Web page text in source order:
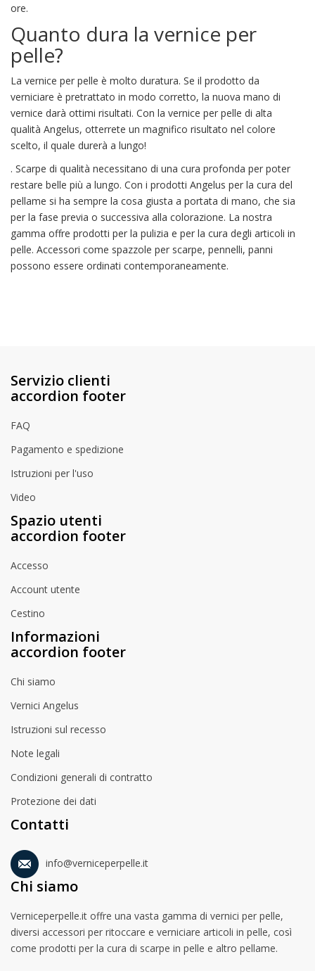
ore.
Quanto dura la vernice per
pelle?
La vernice per pelle è molto duratura. Se il prodotto da
verniciare è pretrattato in modo corretto, la nuova mano di
vernice darà ottimi risultati. Con la vernice per pelle di alta
qualità Angelus, otterrete un magnifico risultato nel colore
scelto, il quale durerà a lungo!
. Scarpe di qualità necessitano di una cura profonda per poter
restare belle più a lungo. Con i prodotti Angelus per la cura del
pellame si ha sempre la cosa giusta a portata di mano, che sia
per la fase previa o successiva alla colorazione. La nostra
gamma offre prodotti per la pulizia e per la cura degli articoli in
pelle. Accessori come spazzole per scarpe, pennelli, panni
possono essere ordinati contemporaneamente.
Servizio clienti
accordion footer
FAQ
Pagamento e spedizione
Istruzioni per l'uso
Video
Spazio utenti
accordion footer
Accesso
Account utente
Cestino
Informazioni
accordion footer
Chi siamo
Vernici Angelus
Istruzioni sul recesso
Note legali
Condizioni generali di contratto
Protezione dei dati
Contatti
info@verniceperpelle.it
Chi siamo
Verniceperpelle.it offre una vasta gamma di vernici per pelle,
diversi accessori per ritoccare e verniciare articoli in pelle, così
come prodotti per la cura di scarpe in pelle e altro pellame.